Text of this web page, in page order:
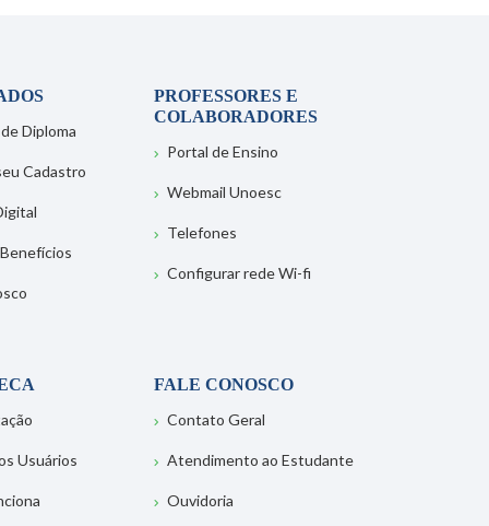
Diploma
Cadastro
PROFESSORES E
COLABORADORES
Portal de Ensino
Webmail Unoesc
Telefones
Configurar rede Wi-fi
Usuários
FALE CONOSCO
Contato Geral
Atendimento ao Estudante
Ouvidoria